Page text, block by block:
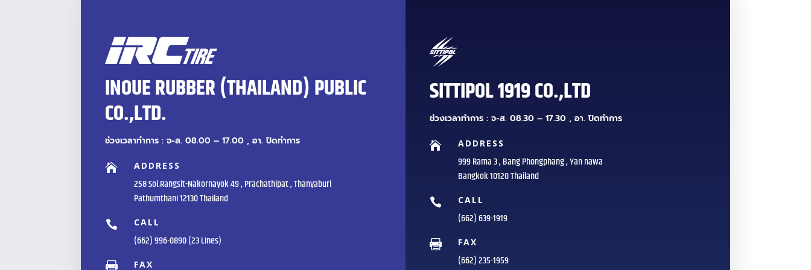
INOUE RUBBER (THAILAND) PUBLIC
CO.,LTD.
ช่วงเวลาทำการ : จ-ส. 08.00 – 17.00 , อา. ปิดทำการ
 ADDRESS
258 Soi.Rangsit-Nakornayok 49 , Prachathipat , Thanyaburi
Pathumthani 12130 Thailand
 CALL
(662) 996-0890 (23 Lines)
 FAX
SITTIPOL 1919 CO.,LTD
ช่วงเวลาทำการ : จ-ส. 08.30 – 17.30 , อา. ปิดทำการ
 ADDRESS
999 Rama 3 , Bang Phongphang , Yan nawa
Bangkok 10120 Thailand
 CALL
(662) 639-1919
 FAX
(662) 235-1959